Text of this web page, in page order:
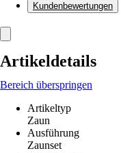
Kundenbewertungen
Artikeldetails
Bereich überspringen
Artikeltyp
Zaun
Ausführung
Zaunset